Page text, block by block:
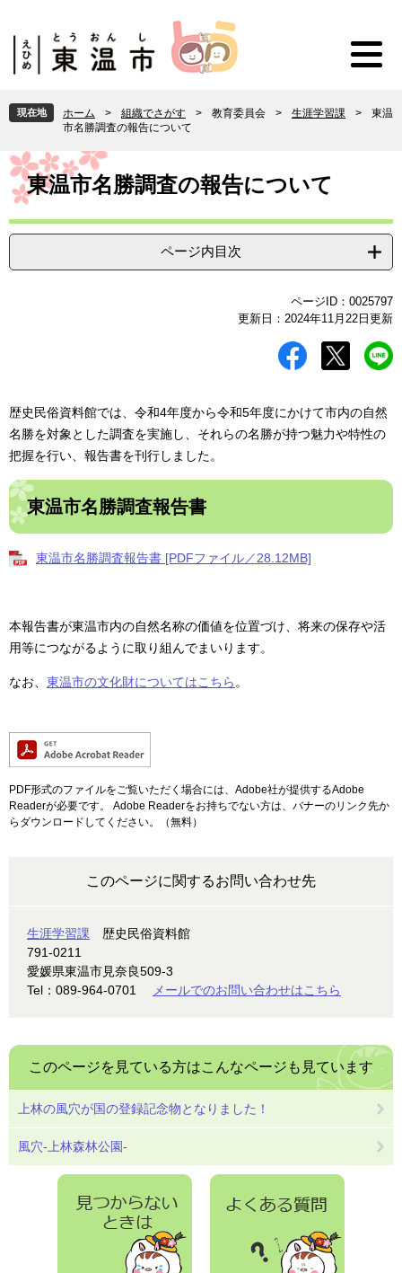
頭
で
。
飛
ば
て
本
へ
現在地 ホーム > 組織でさがす > 教育委員会 > 生涯学習課 >
東温
市名勝調査の報告について
本
文 東温市名勝調査の報告について
ページ内目次
ページID：0025797
更新日：2024年11月22日更新
歴史民俗資料館では、令和4年度から令和5年度にかけて市内の自然
名勝を対象とした調査を実施し、それらの名勝が持つ魅力や特性の
把握を行い、報告書を刊行しました。
東温市名勝調査報告書
東温市名勝調査報告書 [PDFファイル／28.12MB]
本報告書が東温市内の自然名称の価値を位置づけ、将来の保存や活
用等につながるように取り組んでまいります。
なお、 東温市の文化財についてはこちら 。
PDF形式のファイルをご覧いただく場合には、Adobe社が提供するAdobe
Readerが必要です。
Adobe Readerをお持ちでない方は、バナーのリンク先か
らダウンロードしてください。（無料）
このページに関するお問い合わせ先
生涯学習課
歴史民俗資料館
791-0211
愛媛県東温市見奈良509-3
Tel：089-964-0701
メールでのお問い合わせはこちら
このページを見ている方はこんなページも見ています
上林の風穴が国の登録記念物となりました！
風穴-上林森林公園-